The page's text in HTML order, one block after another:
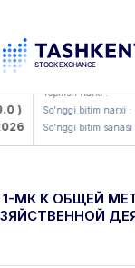
UZMK
Yopilish narxi :
So'nggi bitim narxi :
So'nggi bitim sanasi :
МК К ОБЩЕЙ